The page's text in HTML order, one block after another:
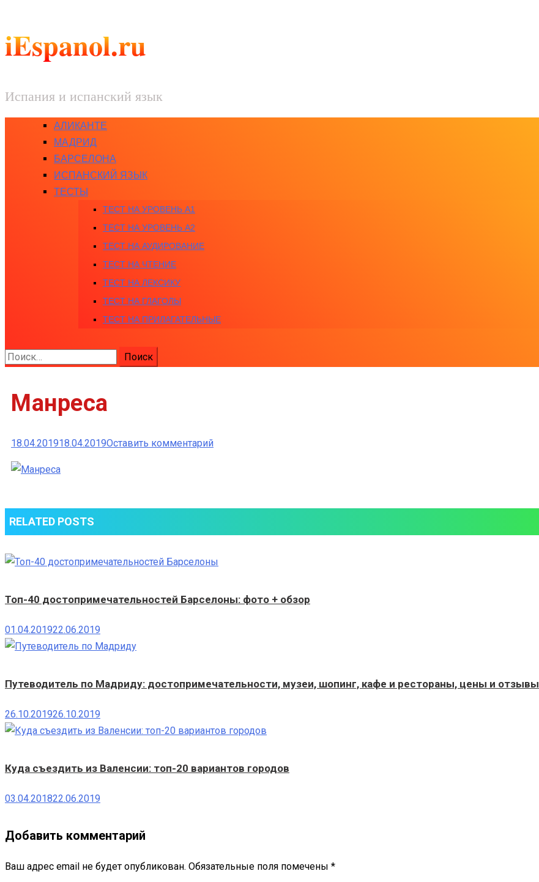
iEspanol.ru
Испания и испанский язык
АЛИКАНТЕ
МАДРИД
БАРСЕЛОНА
ИСПАНСКИЙ ЯЗЫК
ТЕСТЫ
ТЕСТ НА УРОВЕНЬ A1
ТЕСТ НА УРОВЕНЬ A2
ТЕСТ НА АУДИРОВАНИЕ
ТЕСТ НА ЧТЕНИЕ
ТЕСТ НА ЛЕКСИКУ
ТЕСТ НА ГЛАГОЛЫ
ТЕСТ НА ПРИЛАГАТЕЛЬНЫЕ
Найти:
Манреса
18.04.201918.04.2019Оставить комментарийк
RELATED POSTS
Топ-40 достопримечательностей Барселоны: фото + обзор
01.04.201922.06.2019
Путеводитель по Мадриду: достопримечательности, музеи, шопинг, кафе и рестораны, цены и отзывы
26.10.201926.10.2019
Куда съездить из Валенсии: топ-20 вариантов городов
03.04.201822.06.2019
Добавить комментарий
Ваш адрес email не будет опубликован. Обязательные поля помечены *